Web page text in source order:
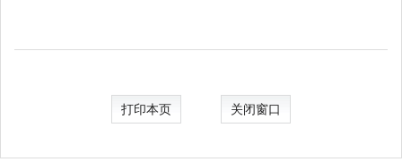
打印本页 关闭窗口